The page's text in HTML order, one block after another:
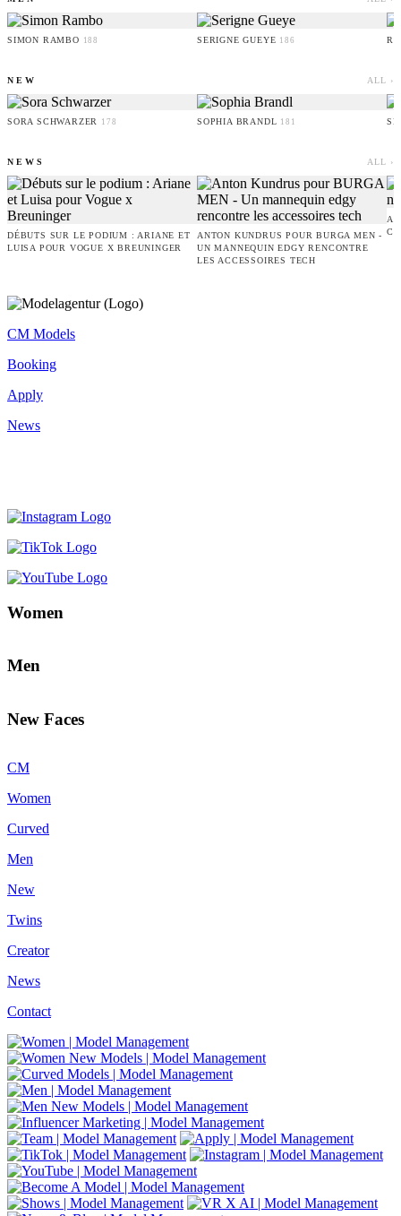
SIMON RAMBO 188 SERIGNE GUEYE 186
NEW ALL ›
SORA SCHWARZER 178 SOPHIA BRANDL 181
NEWS ALL ›
DÉBUTS SUR LE PODIUM : ARIANE ET
LUISA POUR VOGUE X BREUNINGER
ANTON KUNDRUS POUR BURGA MEN -
UN MANNEQUIN EDGY RENCONTRE
LES ACCESSOIRES TECH
CM Models
Booking
Apply
News
Women
Men
New Faces
CM
Women
Curved
Men
New
Twins
Creator
News
Contact